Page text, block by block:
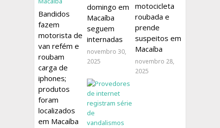
Bandidos
fazem
motorista de
van refém e
roubam
carga de
iphones;
produtos
foram
localizados
em Macaíba
domingo em
Macaíba
seguem
internadas
novembro 30,
2025
motocicleta
roubada e
prende
suspeitos em
Macaíba
novembro 28,
2025